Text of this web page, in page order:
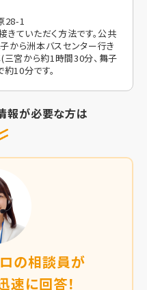
28-1
ていただく方法です。公共
から洲本バスセンター行き
三宮から約1時間30分、舞子
10分です。
報が必要な方は
の相談員が
速に回答！